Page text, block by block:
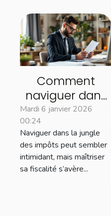
Comment
naviguer dans
la complexité
des impôts
pour optimiser
sa fiscalité?
Mardi 6 janvier 2026
00:24
Naviguer dans la jungle
des impôts peut sembler
intimidant, mais maîtriser
sa fiscalité s’avère...